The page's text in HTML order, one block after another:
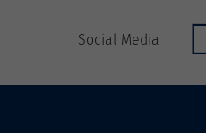
Social Media